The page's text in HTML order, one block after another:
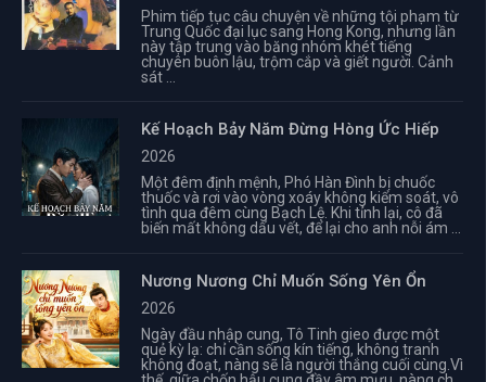
Phim tiếp tục câu chuyện về những tội phạm từ
Trung Quốc đại lục sang Hong Kong, nhưng lần
này tập trung vào băng nhóm khét tiếng
chuyên buôn lậu, trộm cắp và giết người. Cảnh
sát ...
Kế Hoạch Bảy Năm Đừng Hòng Ức Hiếp
2026
Một đêm định mệnh, Phó Hàn Đình bị chuốc
thuốc và rơi vào vòng xoáy không kiểm soát, vô
tình qua đêm cùng Bạch Lệ. Khi tỉnh lại, cô đã
biến mất không dấu vết, để lại cho anh nỗi ám ...
Nương Nương Chỉ Muốn Sống Yên Ổn
2026
Ngày đầu nhập cung, Tô Tinh gieo được một
quẻ kỳ lạ: chỉ cần sống kín tiếng, không tranh
không đoạt, nàng sẽ là người thắng cuối cùng.Vì